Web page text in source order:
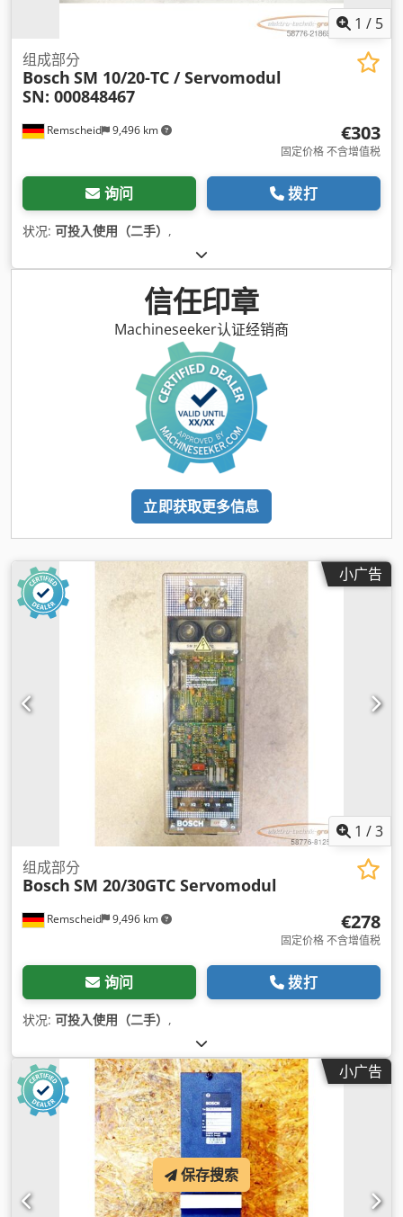
1 / 5
Remscheid 9,496 km
组成部分
Bosch SM 10/20-TC / Servomodul
SN: 000848467
€303
固定价格 不含增值税
询问 拨打
状况: 可投入使用（二手） ,
信任印章
Machineseeker认证经销商
立即获取更多信息
小广告
1 /3
Remscheid 9,496 km
组成部分
Bosch SM 20/30GTC Servomodul
€278
固定价格 不含增值税
询问 拨打
状况: 可投入使用（二手） ,
小广告
保存搜索